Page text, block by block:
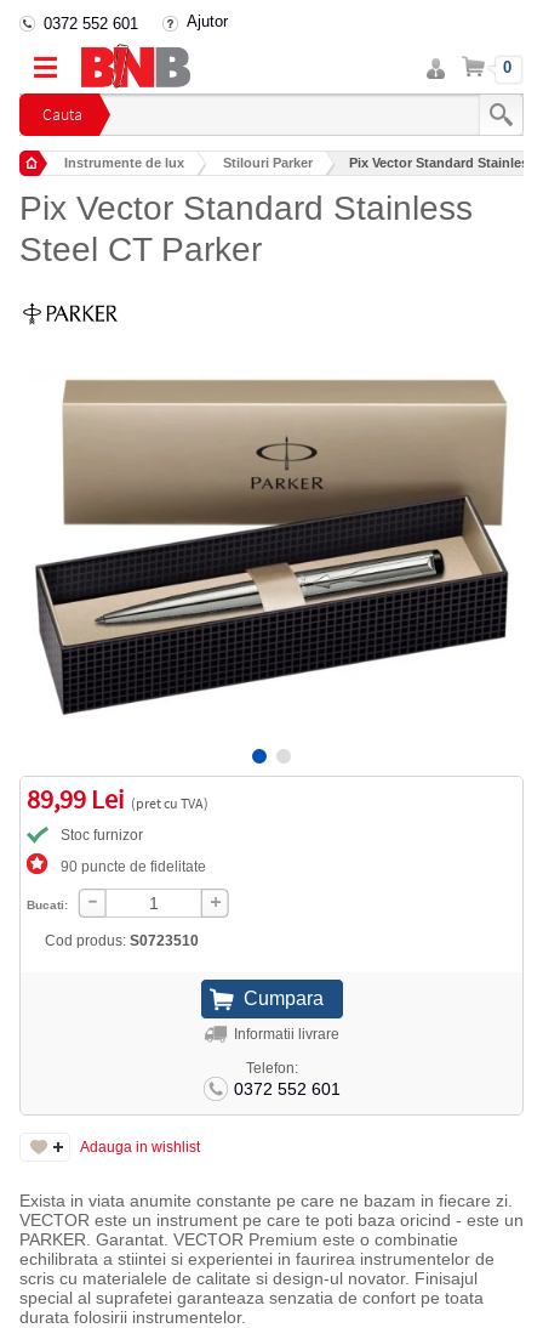
Cauta
0372 552 601 Ajutor
Intra
in
cont
Cos 0
Instrumente de lux Stilouri Parker Pix Vector Standard Stainless
Pix Vector Standard Stainless
Steel CT Parker
89,99 Lei (pret cu TVA)
Stoc furnizor
90 puncte de fidelitate
Bucati:
Cod produs: S0723510
Informatii livrare
Telefon:
0372 552 601
Adauga in wishlist
Exista in viata anumite constante pe care ne bazam in fiecare zi.
VECTOR este un instrument pe care te poti baza oricind - este un
PARKER. Garantat. VECTOR Premium este o combinatie
echilibrata a stiintei si experientei in faurirea instrumentelor de
scris cu materialele de calitate si design-ul novator. Finisajul
special al suprafetei garanteaza senzatia de confort pe toata
durata folosirii instrumentelor.